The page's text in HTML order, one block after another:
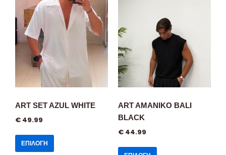
ART SET AZUL WHITE
€ 49.99
ΕΠΙΛΟΓΉ
ART AMANIKO BALI
BLACK
€ 44.99